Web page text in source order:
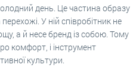
день. Це частина образу
У ній співробітник не
а й несе бренд із собою. Тому
комфорт, і інструмент
культури.